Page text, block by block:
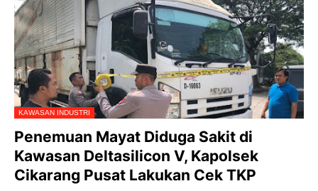
KAWASAN INDUSTRI
Penemuan Mayat Diduga Sakit di
Kawasan Deltasilicon V, Kapolsek
Cikarang Pusat Lakukan Cek TKP